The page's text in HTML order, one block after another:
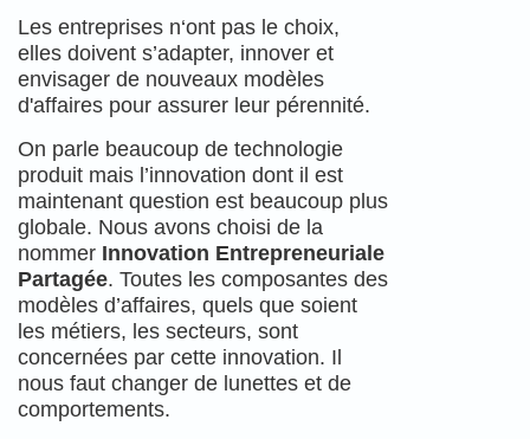
Les entreprises n‘ont pas le choix,
elles doivent s’adapter, innover et
envisager de nouveaux modèles
d'affaires pour assurer leur pérennité.
On parle beaucoup de technologie
produit mais l’innovation dont il est
maintenant question est beaucoup plus
globale. Nous avons choisi de la
nommer Innovation Entrepreneuriale
Partagée. Toutes les composantes des
modèles d’affaires, quels que soient
les métiers, les secteurs, sont
concernées par cette innovation. Il
nous faut changer de lunettes et de
comportements.